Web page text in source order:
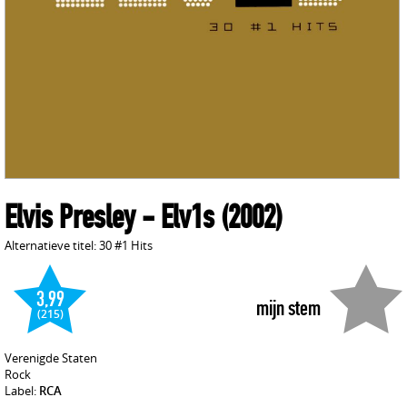
Elvis Presley- Elv1s(2002)
Alternatieve titel: 30 #1 Hits
mijn stem
3,99
(215)
Verenigde Staten
Rock
Label: RCA